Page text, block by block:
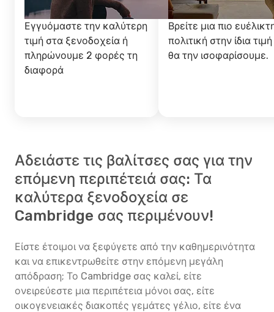
Εγγυόμαστε την καλύτερη
τιμή στα ξενοδοχεία ή
πληρώνουμε 2 φορές τη
διαφορά
Βρείτε μια πιο
πολιτική στην ίδια
θα την ισοφαρίσουμε.
Αδειάστε τις βαλίτσες σας για την
επόμενη περιπέτειά σας: Τα
καλύτερα ξενοδοχεία σε
Cambridge σας περιμένουν!
Είστε έτοιμοι να ξεφύγετε από την καθημερινότητα
και να επικεντρωθείτε στην επόμενη μεγάλη
απόδραση; Το Cambridge σας καλεί, είτε
ονειρεύεστε μια περιπέτεια μόνοι σας, είτε
οικογενειακές διακοπές γεμάτες γέλιο, είτε ένα